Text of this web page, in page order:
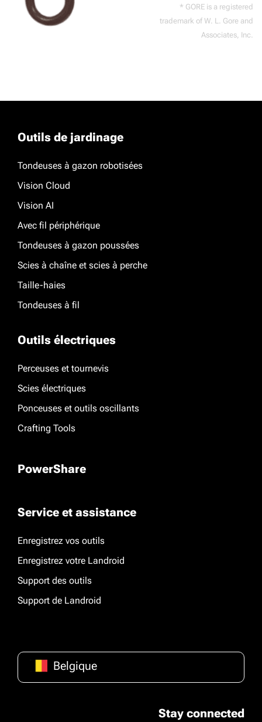
* GORE is a registered
trademark of W. L. Gore and
Associates, Inc.
Outils de jardinage
Tondeuses à gazon robotisées
Vision Cloud
Vision AI
Avec fil périphérique
Tondeuses à gazon poussées
Scies à chaîne et scies à perche
Taille-haies
Tondeuses à fil
Outils électriques
Perceuses et tournevis
Scies électriques
Ponceuses et outils oscillants
Crafting Tools
PowerShare
Service et assistance
Enregistrez vos outils
Enregistrez votre Landroid
Support des outils
Support de Landroid
Belgique
Stay connected